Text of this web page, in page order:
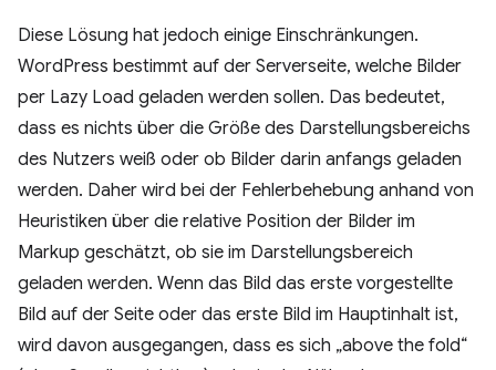
Diese Lösung hat jedoch einige Einschränkungen.
WordPress bestimmt auf der Serverseite, welche Bilder
per Lazy Load geladen werden sollen. Das bedeutet,
dass es nichts über die Größe des Darstellungsbereichs
des Nutzers weiß oder ob Bilder darin anfangs geladen
werden. Daher wird bei der Fehlerbehebung anhand von
Heuristiken über die relative Position der Bilder im
Markup geschätzt, ob sie im Darstellungsbereich
geladen werden. Wenn das Bild das erste vorgestellte
Bild auf der Seite oder das erste Bild im Hauptinhalt ist,
wird davon ausgegangen, dass es sich „above the fold“